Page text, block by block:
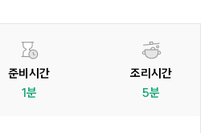
준비시간
1분
조리시간
5분